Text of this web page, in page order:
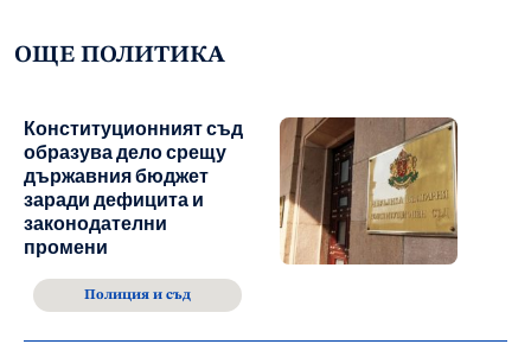
ОЩЕ ПОЛИТИКА
Конституционният съд
образува дело срещу
държавния бюджет
заради дефицита и
законодателни
промени
Полиция и съд